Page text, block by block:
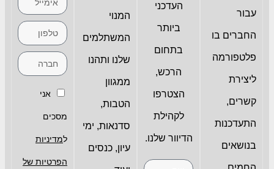
עבור
החברים בו
פלטפורמה
ליצירת
קשרים,
התעדכנות
בנושאים
העדכני
ביותר
בתחום
הרכש,
הצטרפו
לקהילת
הדיוור שלנו.
המנוי
המשתלמים
שלנו ותהנו
ממגוון
הטבות,
סדנאות, ימי
עיון, כנסים
אני
מסכים
למדיניות
הפרטיות של